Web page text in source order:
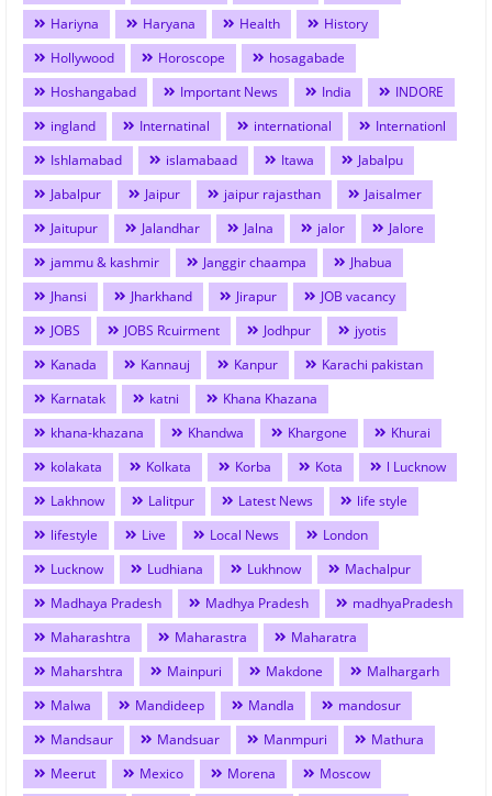
Hariyna
Haryana Health
History
Hollywood
Horoscope
hosagabade
Hoshangabad
Important News India
INDORE
ingland
Internatinal international
Internationl
Ishlamabad
islamabaad Itawa
Jabalpu
Jabalpur
Jaipur jaipur rajasthan
Jaisalmer
Jaitupur
Jalandhar Jalna jalor
Jalore
jammu & kashmir
Janggir chaampa
Jhabua
Jhansi
Jharkhand Jirapur
JOB vacancy
JOBS
JOBS Rcuirment Jodhpur
jyotis
Kanada
Kannauj Kanpur
Karachi pakistan
Karnatak
katni
Khana Khazana
khana-khazana
Khandwa Khargone
Khurai
kolakata
Kolkata Korba Kota
l Lucknow
Lakhnow
Lalitpur Latest News
life style
lifestyle
Live Local News
London
Lucknow
Ludhiana Lukhnow
Machalpur
Madhaya Pradesh
Madhya Pradesh
madhyaPradesh
Maharashtra
Maharastra
Maharatra
Maharshtra
Mainpuri Makdone
Malhargarh
Malwa
Mandideep Mandla
mandosur
Mandsaur
Mandsuar Manmpuri
Mathura
Meerut
Mexico Morena
Moscow